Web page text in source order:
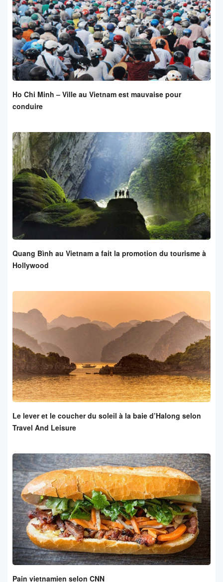
Ho Chi Minh – Ville au Vietnam est mauvaise pour
conduire
Quang Bình au Vietnam a fait la promotion du tourisme à
Hollywood
Le lever et le coucher du soleil à la baie d’Halong selon
Travel And Leisure
Pain vietnamien selon CNN